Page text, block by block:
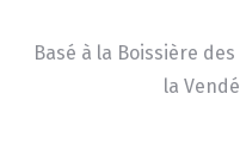
Basé à la Boissière
la